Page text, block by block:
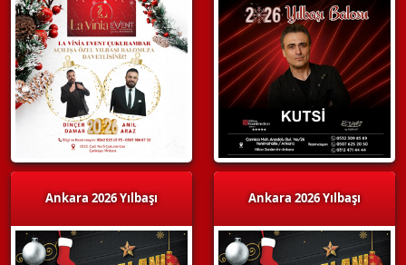
Ankara 2026 Yılbaşı Ankara 2026 Yılbaşı